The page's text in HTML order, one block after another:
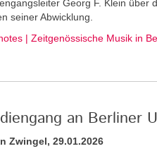
Georg F. Klein über
seiner Abwicklung.
| Zeitgenössische Musik in
an Berliner
Zwingel, 29.01.2026